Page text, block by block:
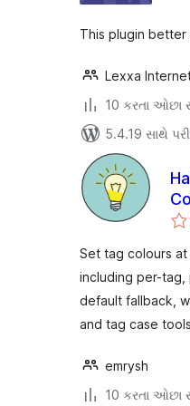
This plugin
Lexxa
10 કરતા ઓછા
5.4.19 સાથે
Set tag colours at
including per-tag,
default fallback,
and tag case
emrysh
10 કરતા ઓછા